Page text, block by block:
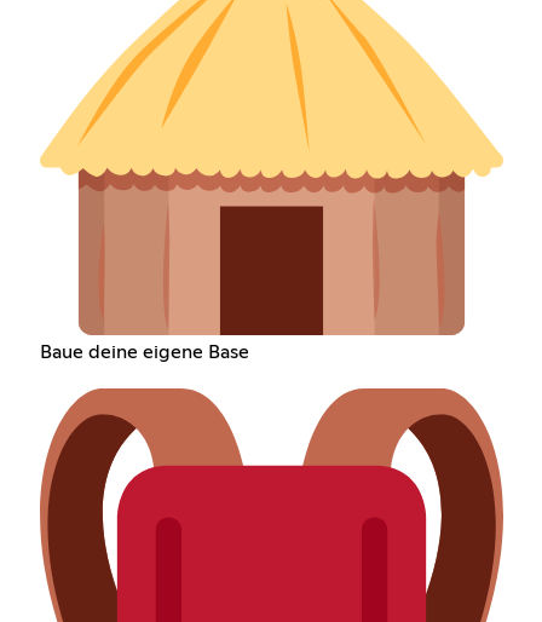
Baue deine eigene Base